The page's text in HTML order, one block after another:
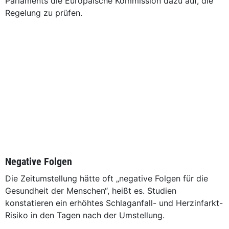
Regelung zu prüfen.
Negative Folgen
Die Zeitumstellung hätte oft „negative Folgen für die
Gesundheit der Menschen“, heißt es. Studien
konstatieren ein erhöhtes Schlaganfall- und Herzinfarkt-
Risiko in den Tagen nach der Umstellung.